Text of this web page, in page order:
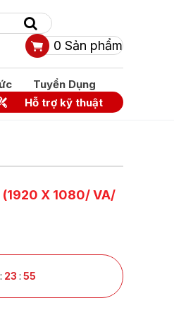
0 Sản phẩm
Tuyển Dụng
Hỗ trợ kỹ thuật
(1920 X 1080/ VA/
: 23 : 54